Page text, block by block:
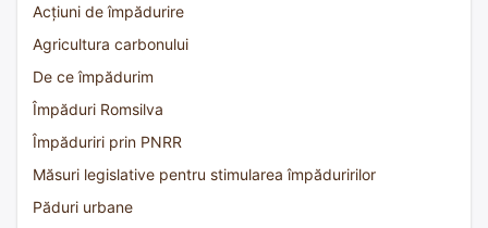
Acțiuni de împădurire
Agricultura carbonului
De ce împădurim
Împăduri Romsilva
Împăduriri prin PNRR
Măsuri legislative pentru stimularea împăduririlor
Păduri urbane